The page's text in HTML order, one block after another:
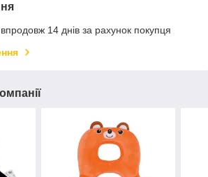
14 днів за рахунок покупця